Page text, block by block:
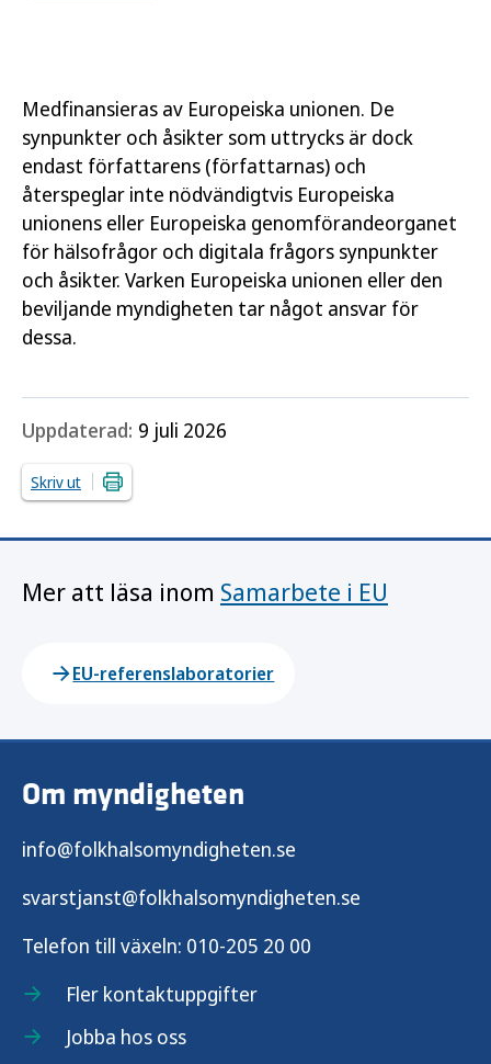
Medfinansieras av Europeiska unionen. De
synpunkter och åsikter som uttrycks är dock
endast författarens (författarnas) och
återspeglar inte nödvändigtvis Europeiska
unionens eller Europeiska genomförandeorganet
för hälsofrågor och digitala frågors synpunkter
och åsikter. Varken Europeiska unionen eller den
beviljande myndigheten tar något ansvar för
dessa.
Uppdaterad: 9 juli 2026
Skriv ut
Mer att läsa inom Samarbete i EU
EU-referenslaboratorier
Om myndigheten
info@folkhalsomyndigheten.se
svarstjanst@folkhalsomyndigheten.se
Telefon till växeln: 010-205 20 00
Fler kontaktuppgifter
Jobba hos oss